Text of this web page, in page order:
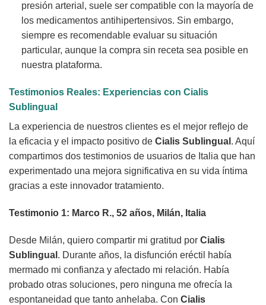
presión arterial, suele ser compatible con la mayoría de
los medicamentos antihipertensivos. Sin embargo,
siempre es recomendable evaluar su situación
particular, aunque la compra sin receta sea posible en
nuestra plataforma.
Testimonios Reales: Experiencias con Cialis
Sublingual
La experiencia de nuestros clientes es el mejor reflejo de
la eficacia y el impacto positivo de Cialis Sublingual . Aquí
compartimos dos testimonios de usuarios de Italia que han
experimentado una mejora significativa en su vida íntima
gracias a este innovador tratamiento.
Testimonio 1: Marco R., 52 años, Milán, Italia
Desde Milán, quiero compartir mi gratitud por Cialis
Sublingual . Durante años, la disfunción eréctil había
mermado mi confianza y afectado mi relación. Había
probado otras soluciones, pero ninguna me ofrecía la
espontaneidad que tanto anhelaba. Con Cialis